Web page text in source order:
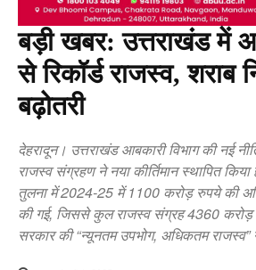
बड़ी खबर: उत्तराखंड में
से रिकॉर्ड राजस्व, शराब
बढ़ोतरी
देहरादून। उत्तराखंड आबकारी विभाग की नई
राजस्व संग्रहण ने नया कीर्तिमान स्थापित
तुलना में 2024-25 में 1100 करोड़ रुपये की
की गई, जिससे कुल राजस्व संग्रह 4360
सरकार की “न्यूनतम उपभोग, अधिकतम